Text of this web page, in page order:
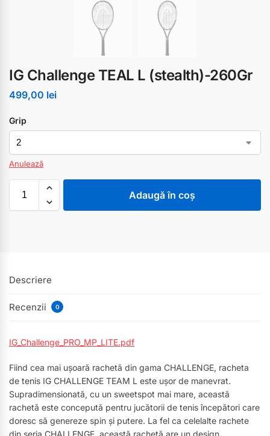
IG Challenge TEAL L (stealth)-260Gr
499,00 lei
Grip
Anulează
Adaugă în coș
Descriere
Recenzii 0
IG_Challenge_PRO_MP_LITE.pdf
Fiind cea mai ușoară rachetă din gama CHALLENGE, racheta
de tenis IG CHALLENGE TEAM L este ușor de manevrat.
Supradimensionată, cu un sweetspot mai mare, această
rachetă este concepută pentru jucătorii de tenis începători care
doresc să genereze spin și putere. La fel ca celelalte rachete
din seria CHALLENGE, această rachetă are un design